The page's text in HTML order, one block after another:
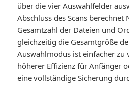
über die vier Auswahlfelder
Abschluss des Scans berechnet
Gesamtzahl der Dateien und
gleichzeitig die Gesamtgröße
Auswahlmodus ist einfacher zu
höherer Effizienz für Anfänger
eine vollständige Sicherung